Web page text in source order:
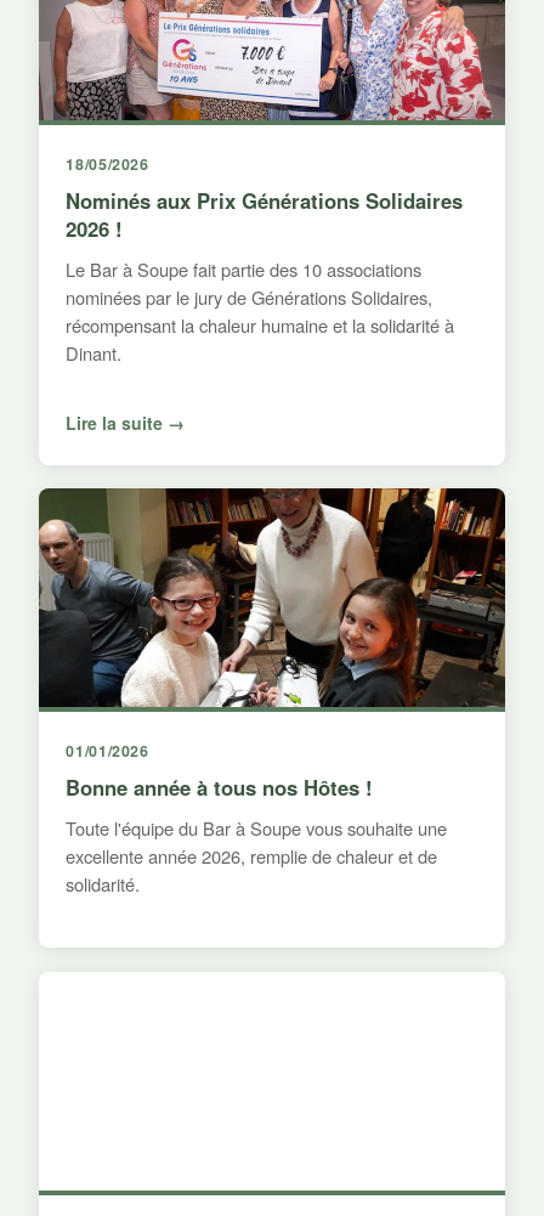
18/05/2026
Nominés aux Prix Générations Solidaires
2026 !
Le Bar à Soupe fait partie des 10 associations
nominées par le jury de Générations Solidaires,
récompensant la chaleur humaine et la solidarité à
Dinant.
Lire la suite →
01/01/2026
Bonne année à tous nos Hôtes !
Toute l'équipe du Bar à Soupe vous souhaite une
excellente année 2026, remplie de chaleur et de
solidarité.